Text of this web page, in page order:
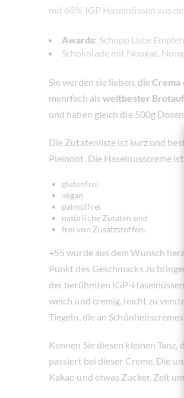
mit 68% IGP Haselnüssen aus
Awards: Schupp Liste
Schokolade mit Nougat,
Sie werden sie lieben, dieCrema
mehrfach als weltbester
und haben gleich die 500g
Die Zutatenliste ist kurz und
Piemont. Die Haselnusscreme ist
glutenfrei
vegan
palmölfrei
natürliche Zutaten und
frei von Zusatzstoffen.
+55 wurde aus dem Wunsch
Punkt des Geschmacks zu
der berühmten IGP-
weich und cremig, leicht zu
Tiegeln, die an
Kennen Sie diesen kleinen Tanz,
passiert bei dieser Creme. Die
Kakao und etwas Zucker. Zeit